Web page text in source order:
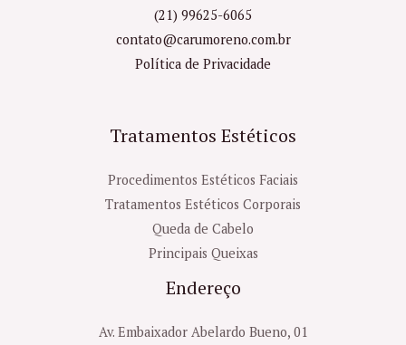
(21) 99625-6065
contato@carumoreno.com.br
Política de Privacidade
Tratamentos Estéticos
Procedimentos Estéticos Faciais
Tratamentos Estéticos Corporais
Queda de Cabelo
Principais Queixas
Endereço
Av. Embaixador Abelardo Bueno, 01